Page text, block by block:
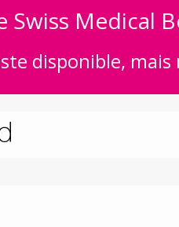
Swiss Medical
disponible,